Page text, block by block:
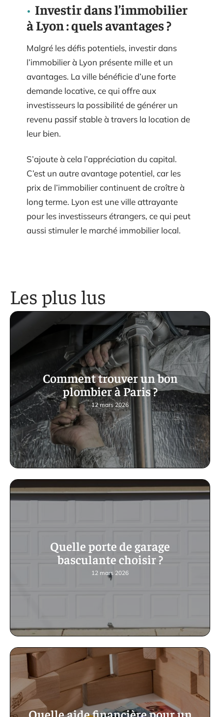
Investir dans l’immobilier
à Lyon : quels avantages ?
Malgré les défis potentiels, investir dans
l’immobilier à Lyon présente mille et un
avantages. La ville bénéficie d’une forte
demande locative, ce qui offre aux
investisseurs la possibilité de générer un
revenu passif stable à travers la location de
leur bien.
S’ajoute à cela l’appréciation du capital.
C’est un autre avantage potentiel, car les
prix de l’immobilier continuent de croître à
long terme. Lyon est une ville attrayante
pour les investisseurs étrangers, ce qui peut
aussi stimuler le marché immobilier local.
Les plus lus
Comment trouver un bon
plombier à Paris ?
12 mars 2026
Quelle porte de garage
basculante choisir ?
12 mars 2026
Quelle aide financière pour un